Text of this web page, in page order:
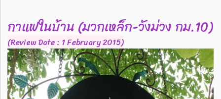
กาแฟในบ้าน (มวกเหล็ก-วังม่วง กม.10)
(Review Date : 1 February 2015)